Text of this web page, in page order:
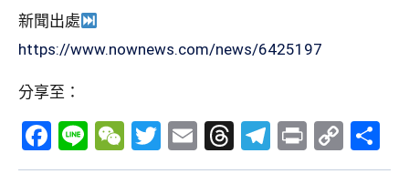
新聞出處
https://www.nownews.com/news/6425197
分享至：
Facebook
LineWeChat
Twitter
EmailThreads
Telegram
PrintCopy
Link
享